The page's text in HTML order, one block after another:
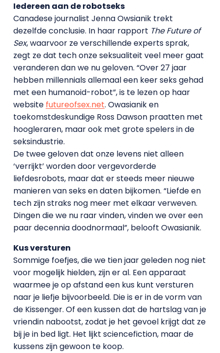
Iedereen aan de robotseks
Canadese journalist Jenna Owsianik trekt
dezelfde conclusie. In haar rapport The Future of
Sex, waarvoor ze verschillende experts sprak,
zegt ze dat tech onze seksualiteit veel meer gaat
veranderen dan we nu geloven. “Over 27 jaar
hebben millennials allemaal een keer seks gehad
met een humanoid-robot”, is te lezen op haar
website futureofsex.net. Owasianik en
toekomstdeskundige Ross Dawson praatten met
hoogleraren, maar ook met grote spelers in de
seksindustrie.
De twee geloven dat onze levens niet alleen
‘verrijkt’ worden door vergevorderde
liefdesrobots, maar dat er steeds meer nieuwe
manieren van seks en daten bijkomen. “Liefde en
tech zijn straks nog meer met elkaar verweven.
Dingen die we nu raar vinden, vinden we over een
paar decennia doodnormaal”, belooft Owasianik.
Kus versturen
Sommige foefjes, die we tien jaar geleden nog niet
voor mogelijk hielden, zijn er al. Een apparaat
waarmee je op afstand een kus kunt versturen
naar je liefje bijvoorbeeld. Die is er in de vorm van
de Kissenger. Of een kussen dat de hartslag van je
vriendin nabootst, zodat je het gevoel krijgt dat ze
bij je in bed ligt. Het lijkt sciencefiction, maar de
kussens zijn gewoon te koop.